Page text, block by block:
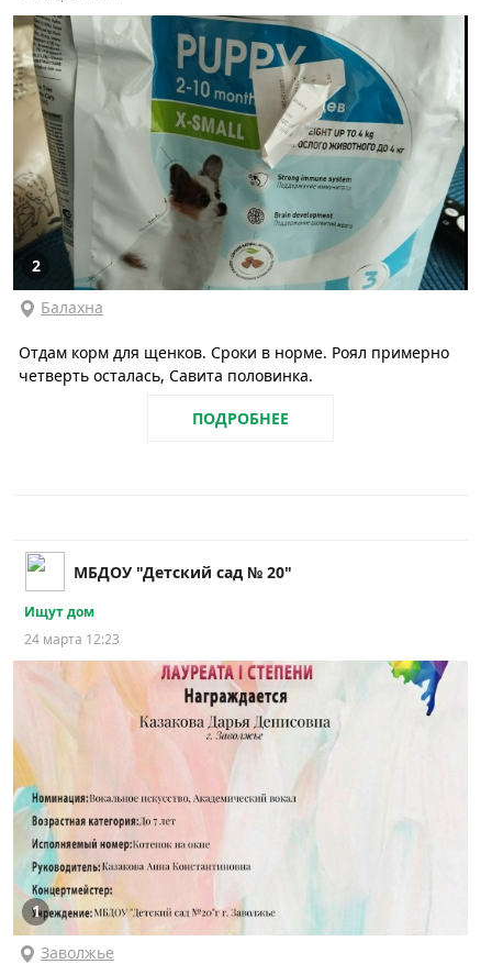
2
Балахна
Отдам корм для щенков. Сроки в норме. Роял примерно
четверть осталась, Савита половинка.
ПОДРОБНЕЕ
МБДОУ "Детский сад № 20"
Ищут дом
24 марта 12:23
1
Заволжье